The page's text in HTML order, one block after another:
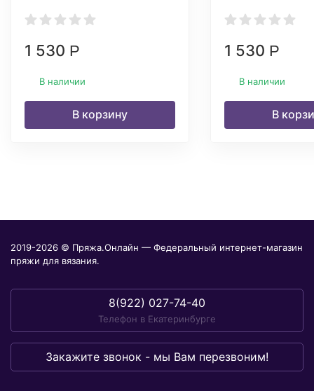
1 530 Р
В наличии
В корзину
1 530 Р
В наличии
В
2019-2026 © Пряжа.Онлайн — Федеральный интернет-магазин
пряжи для вязания.
8(922) 027-74-40
Телефон в Екатеринбурге
Закажите звонок - мы Вам перезвоним!